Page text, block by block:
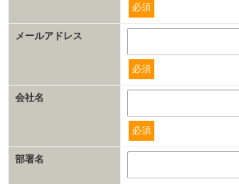
必須
メールアドレス
必須
会社名
必須
部署名